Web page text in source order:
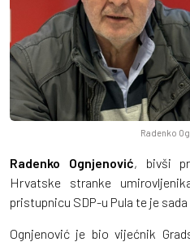
Radenko
Radenko Ognjenović, bivši
Hrvatske stranke
pristupnicu SDP-u Pula te je sada
Ognjenović je bio vijećnik